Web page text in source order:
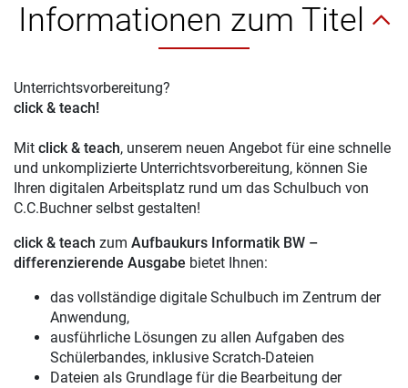
Informationen zum Titel
Unterrichtsvorbereitung?
click & teach!
Mit click & teach, unserem neuen Angebot für eine schnelle
und unkomplizierte Unterrichtsvorbereitung, können Sie
Ihren digitalen Arbeitsplatz rund um das Schulbuch von
C.C.Buchner selbst gestalten!
click & teach zum Aufbaukurs Informatik BW –
differenzierende Ausgabe bietet Ihnen:
das vollständige digitale Schulbuch im Zentrum der
Anwendung,
ausführliche Lösungen zu allen Aufgaben des
Schülerbandes, inklusive Scratch-Dateien
Dateien als Grundlage für die Bearbeitung der